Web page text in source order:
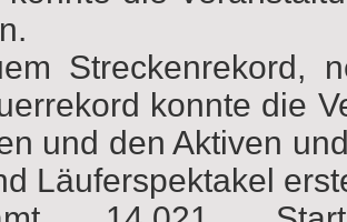
Streckenrekord,
konnte die
und den Aktiven
Läuferspektakel